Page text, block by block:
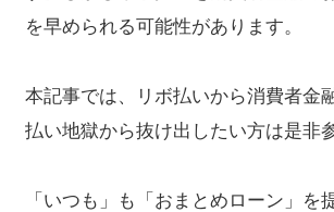
を早められる可能性があります。
本記事では、リボ払いから消費者金
払い地獄から抜け出したい方は是非
「いつも」も「おまとめローン」